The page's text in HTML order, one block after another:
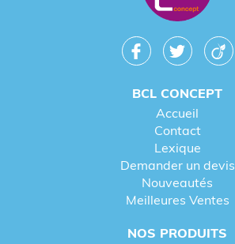
BCL CONCEPT
Accueil
Contact
Lexique
Demander un devis
Nouveautés
Meilleures Ventes
NOS PRODUITS